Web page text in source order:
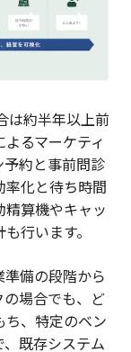
は約半年以上前
るマーケティ
約と事前問診
率化と待ち時間
算機やキャッ
行います。
備の段階から
場合でも、ど
、特定のベン
既存システム